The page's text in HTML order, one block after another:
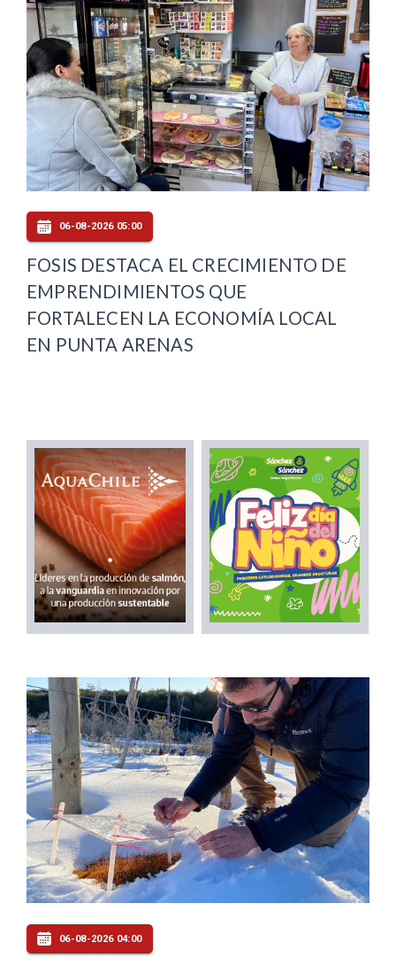
06-08-2026 05:00
FOSIS DESTACA EL CRECIMIENTO DE
EMPRENDIMIENTOS QUE
FORTALECEN LA ECONOMÍA LOCAL
EN PUNTA ARENAS
06-08-2026 04:00